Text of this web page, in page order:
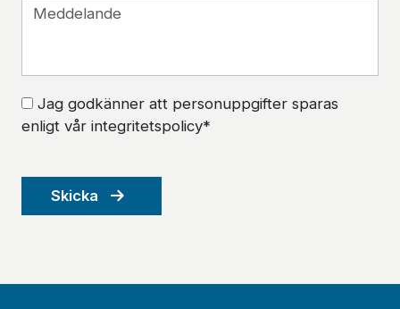
Jag godkänner att personuppgifter sparas
enligt vår integritetspolicy*
Skicka